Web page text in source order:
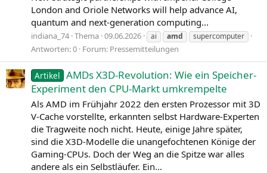
London and Oriole Networks will help advance AI,
quantum and next-generation computing...
indiana_74 Thema 09.06.2026 ai amd supercomputer
Antworten: 0 Forum: Pressemitteilungen
Artikel AMDs X3D-Revolution: Wie ein Speicher-
Experiment den CPU-Markt umkrempelte
Als AMD im Frühjahr 2022 den ersten Prozessor mit 3D
V-Cache vorstellte, erkannten selbst Hardware-Experten
die Tragweite noch nicht. Heute, einige Jahre später,
sind die X3D-Modelle die unangefochtenen Könige der
Gaming-CPUs. Doch der Weg an die Spitze war alles
andere als ein Selbstläufer. Ein...